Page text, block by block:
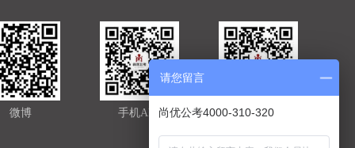
官方微信
手机APP
微博
请您留言
尚优公考4000-310-320